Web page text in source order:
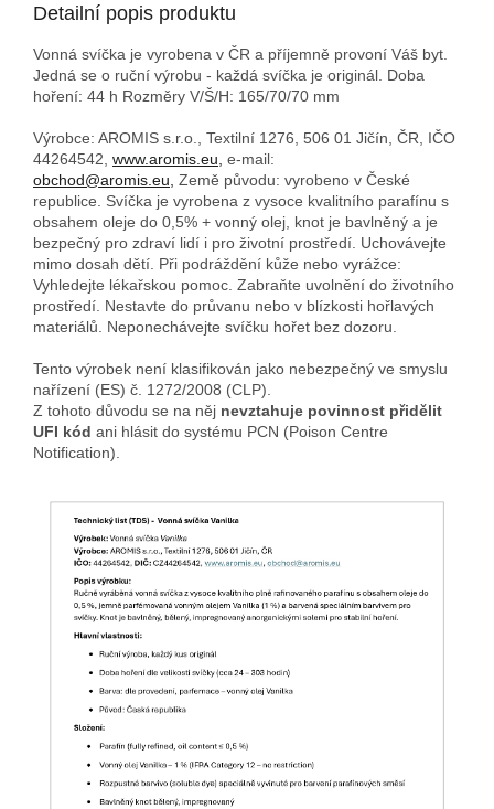
Detailní popis produktu
Vonná svíčka je vyrobena v ČR a příjemně provoní Váš byt.
Jedná se o ruční výrobu - každá svíčka je originál. Doba
hoření: 44 h Rozměry V/Š/H: 165/70/70 mm
Výrobce: AROMIS s.r.o., Textilní 1276, 506 01 Jičín, ČR, IČO
44264542, www.aromis.eu, e-mail:
obchod@aromis.eu, Země původu: vyrobeno v České
republice. Svíčka je vyrobena z vysoce kvalitního parafínu s
obsahem oleje do 0,5% + vonný olej, knot je bavlněný a je
bezpečný pro zdraví lidí i pro životní prostředí. Uchovávejte
mimo dosah dětí. Při podráždění kůže nebo vyrážce:
Vyhledejte lékařskou pomoc. Zabraňte uvolnění do životního
prostředí. Nestavte do průvanu nebo v blízkosti hořlavých
materiálů. Neponechávejte svíčku hořet bez dozoru.
Tento výrobek není klasifikován jako nebezpečný ve smyslu
nařízení (ES) č. 1272/2008 (CLP).
Z tohoto důvodu se na něj nevztahuje povinnost přidělit
UFI kód ani hlásit do systému PCN (Poison Centre
Notification).